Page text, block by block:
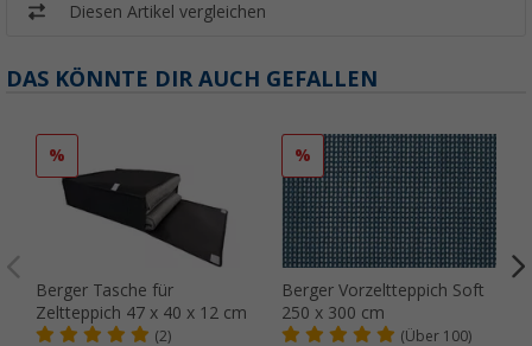
Diesen Artikel vergleichen
DAS KÖNNTE DIR AUCH GEFALLEN
%
Berger Tasche für
Zeltteppich 47 x 40 x 12 cm
(2)
%
Berger Vorzeltteppich Soft
250 x 300 cm
(Über 100)